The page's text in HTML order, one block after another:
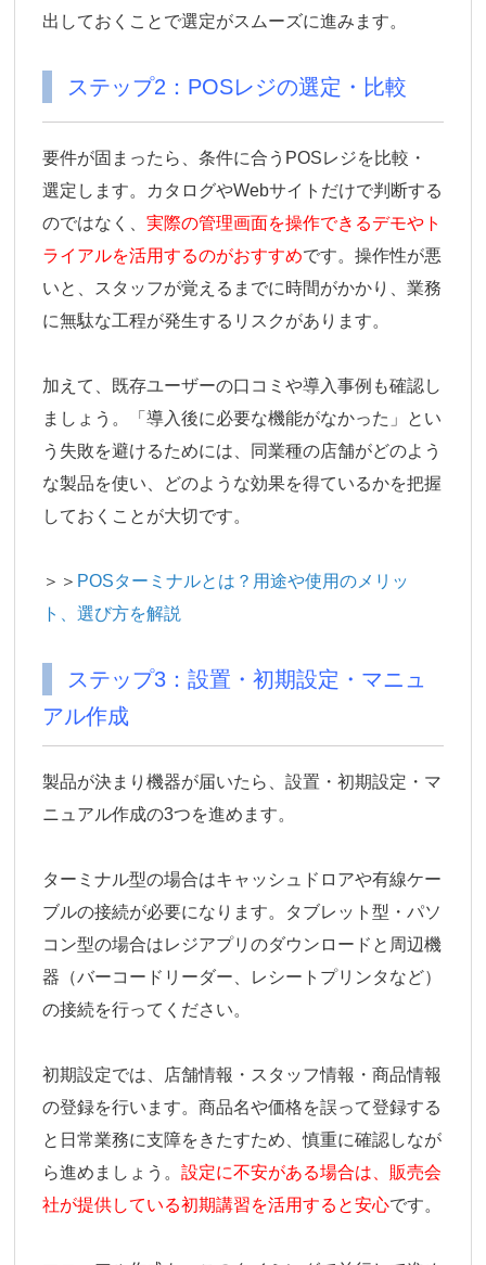
出しておくことで選定がスムーズに進みます。
ステップ2：POSレジの選定・比較
要件が固まったら、条件に合うPOSレジを比較・
選定します。カタログやWebサイトだけで判断する
のではなく、実際の管理画面を操作できるデモやト
ライアルを活用するのがおすすめです。操作性が悪
いと、スタッフが覚えるまでに時間がかかり、業務
に無駄な工程が発生するリスクがあります。
加えて、既存ユーザーの口コミや導入事例も確認し
ましょう。「導入後に必要な機能がなかった」とい
う失敗を避けるためには、同業種の店舗がどのよう
な製品を使い、どのような効果を得ているかを把握
しておくことが大切です。
＞＞ POSターミナルとは？用途や使用のメリッ
ト、選び方を解説
ステップ3：設置・初期設定・マニュ
アル作成
製品が決まり機器が届いたら、設置・初期設定・マ
ニュアル作成の3つを進めます。
ターミナル型の場合はキャッシュドロアや有線ケー
ブルの接続が必要になります。タブレット型・パソ
コン型の場合はレジアプリのダウンロードと周辺機
器（バーコードリーダー、レシートプリンタなど）
の接続を行ってください。
初期設定では、店舗情報・スタッフ情報・商品情報
の登録を行います。商品名や価格を誤って登録する
と日常業務に支障をきたすため、慎重に確認しなが
ら進めましょう。設定に不安がある場合は、販売会
社が提供している初期講習を活用すると安心です。